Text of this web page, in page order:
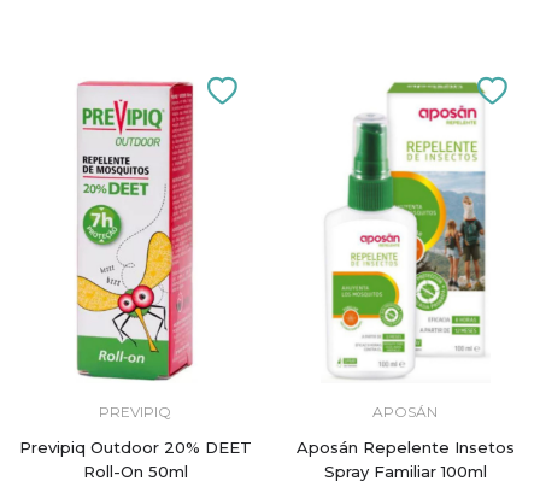
PREVIPIQ
Previpiq Outdoor 20% DEET
Roll-On 50ml
APOSÁN
Aposán Repelente Insetos
Spray Familiar 100ml